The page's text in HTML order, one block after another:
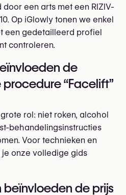
een arts met een RIZIV-
Op iGlowly tonen we enkel
een gedetailleerd profiel
controleren.
de
“Facelift”
rol: niet roken, alcohol
behandelingsinstructies
Voor technieken en
onze volledige gids
de prijs